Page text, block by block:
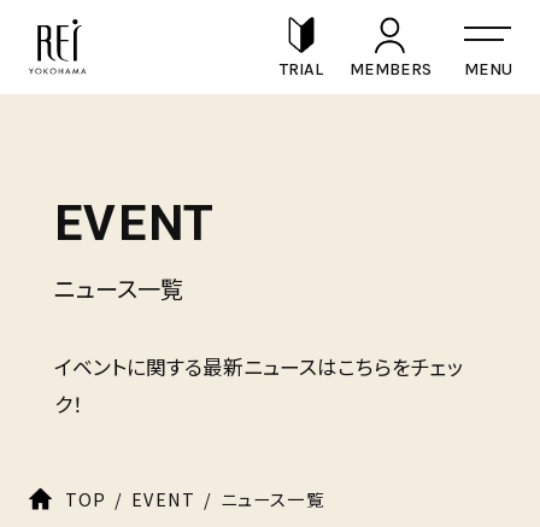
TRIAL MEMBERS
EVENT
ニュース一覧
イベントに関する最新ニュースはこちらをチェッ
ク！
TOP EVENT ニュース一覧